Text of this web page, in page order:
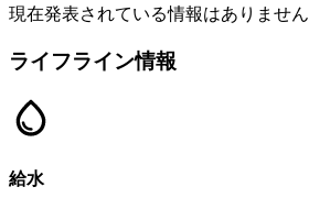
現在発表されている情報はありません
ライフライン情報
給水